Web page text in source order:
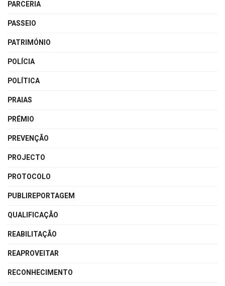
PARCERIA
PASSEIO
PATRIMÓNIO
POLÍCIA
POLÍTICA
PRAIAS
PRÉMIO
PREVENÇÃO
PROJECTO
PROTOCOLO
PUBLIREPORTAGEM
QUALIFICAÇÃO
REABILITAÇÃO
REAPROVEITAR
RECONHECIMENTO